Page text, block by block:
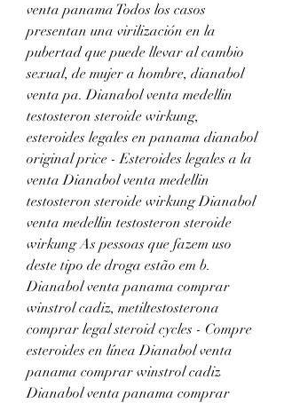
venta panama Todos los casos
presentan una virilización en la
pubertad que puede llevar al cambio
sexual, de mujer a hombre, dianabol
venta pa. Dianabol venta medellin
testosteron steroide wirkung,
esteroides legales en panama dianabol
original price - Esteroides legales a la
venta Dianabol venta medellin
testosteron steroide wirkung Dianabol
venta medellin testosteron steroide
wirkung As pessoas que fazem uso
deste tipo de droga estão em b.
Dianabol venta panama comprar
winstrol cadiz, metiltestosterona
comprar legal steroid cycles - Compre
esteroides en línea Dianabol venta
panama comprar winstrol cadiz
Dianabol venta panama comprar